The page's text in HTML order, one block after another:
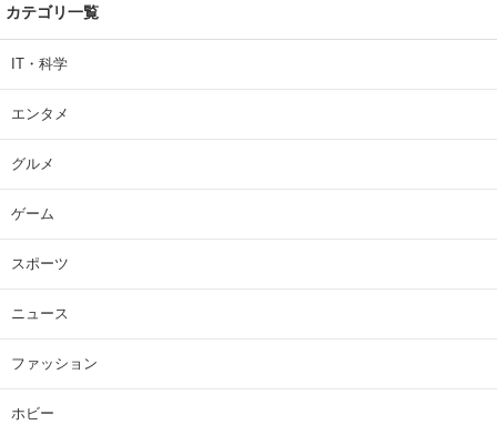
カテゴリ一覧
IT・科学
エンタメ
グルメ
ゲーム
スポーツ
ニュース
ファッション
ホビー